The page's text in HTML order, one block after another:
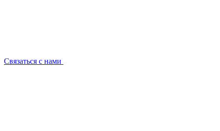
Связаться с нами